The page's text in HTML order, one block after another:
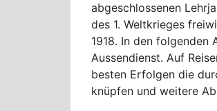
abgeschlossenen
des 1. Weltkrieges
1918. In den
Aussendienst. Auf
besten Erfolgen die
knüpfen und weitere